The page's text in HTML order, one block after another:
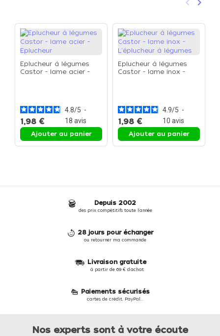
Précédent
keyboard_arrow_left keyboard_arrow_right
Eplucheur à légumes
Castor - lame acier -
4.8/5 -
18 avis
1,98 €
Ajouter au panier
Eplucheur à légumes
Castor - lame inox -
4.9/5 -
10 avis
1,98 €
Ajouter au panier
Depuis 2002
des prix compétitifs toute l'année
28 jours pour échanger
ou retourner ma commande
Livraison gratuite
à partir de 69 € d'achat
Paiements sécurisés
cartes de crédit, PayPal...
Nos experts sont à votre écoute